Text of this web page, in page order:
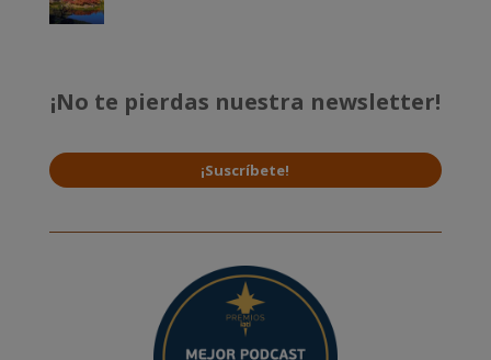
¡No te pierdas nuestra newsletter!
¡Suscríbete!